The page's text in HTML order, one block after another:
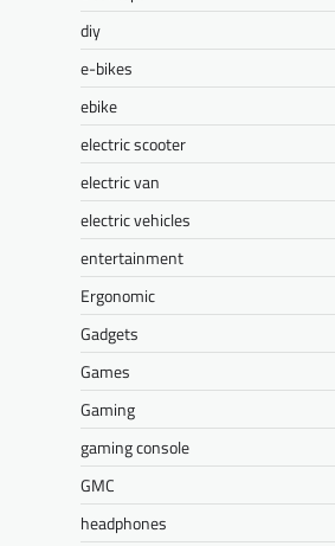
diy
e-bikes
ebike
electric scooter
electric van
electric vehicles
entertainment
Ergonomic
Gadgets
Games
Gaming
gaming console
GMC
headphones